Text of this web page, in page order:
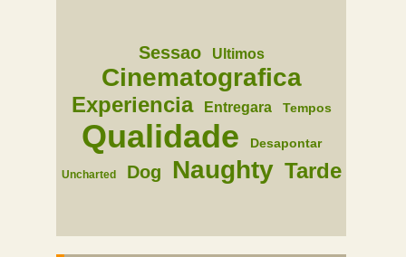
Sessao Ultimos
Cinematografica
Experiencia Entregara Tempos
Qualidade Desapontar
Uncharted Dog Naughty Tarde